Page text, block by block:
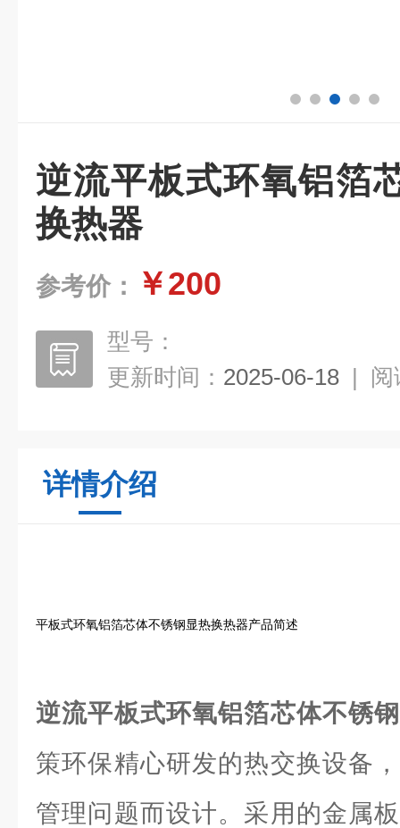
逆流平板式环氧铝箔
换热器
参考价： ￥200
型号：
更新时间： 2025-06-18 | 阅
详情介绍
平板式环氧铝箔芯体不锈钢显热换热器产品简述
逆流平板式环氧铝箔芯体不锈
策环保精心研发的热交换设备
管理问题而设计。采用的金属